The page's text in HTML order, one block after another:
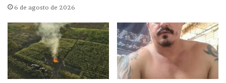
6 de agosto de 2026